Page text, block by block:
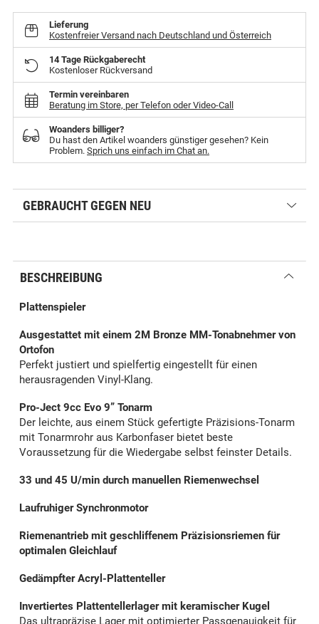
Lieferung
Kostenfreier Versand nach Deutschland und Österreich
14 Tage Rückgaberecht
Kostenloser Rückversand
Termin vereinbaren
Beratung im Store, per Telefon oder Video-Call
Woanders billiger?
Du hast den Artikel woanders günstiger gesehen? Kein
Problem. Sprich uns einfach im Chat an.
GEBRAUCHT GEGEN NEU
BESCHREIBUNG
Plattenspieler
Ausgestattet mit einem 2M Bronze MM-Tonabnehmer von
Ortofon
Perfekt justiert und spielfertig eingestellt für einen
herausragenden Vinyl-Klang.
Pro-Ject 9cc Evo 9” Tonarm
Der leichte, aus einem Stück gefertigte Präzisions-Ton­arm
mit Tonarmrohr aus Karbonfaser bietet beste
Voraussetzung für die Wiedergabe selbst feinster Details.
33 und 45 U/min durch manuellen Riemenwechsel
Laufruhiger Synchronmotor
Riemenantrieb mit geschliffenem Präzisionsriemen für
optimalen Gleichlauf
Gedämpfter Acryl-Plattenteller
Invertiertes Plattentellerlager mit keramischer Kugel
Das ultrapräzise Lager mit optimierter Passgenauigkeit für